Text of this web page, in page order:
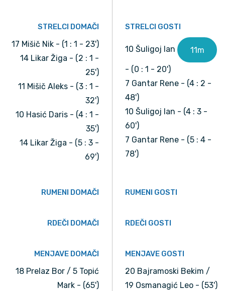
STRELCI DOMAČI
17 Mišič Nik - (1 : 1 - 23')
14 Likar Žiga - (2 : 1 -
25')
11 Mišič Aleks - (3 : 1 -
32')
10 Hasić Daris - (4 : 1 -
35')
14 Likar Žiga - (5 : 3 -
69')
STRELCI GOSTI
10 Šuligoj Ian 11m
- (0 : 1 - 20')
7 Gantar Rene - (4 : 2 -
48')
10 Šuligoj Ian - (4 : 3 -
60')
7 Gantar Rene - (5 : 4 -
78')
RUMENI DOMAČI RUMENI GOSTI
RDEČI DOMAČI RDEČI GOSTI
MENJAVE DOMAČI
18 Prelaz Bor / 5 Topić
Mark - (65')
MENJAVE GOSTI
20 Bajramoski Bekim /
19 Osmanagić Leo - (53')